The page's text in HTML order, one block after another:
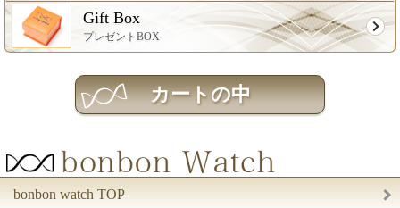
Gift Box
プレゼントBOX
bonbon watch TOP